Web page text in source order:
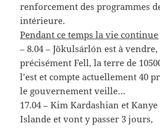
renforcement des programmes
intérieure.
Pendant ce temps la vie continue
–8.04–Jökulsárlón est à vendre
précisément Fell, la terre de
l’est et compte actuellement 40
le gouvernement veille…
17.04–Kim Kardashian et
Islande et vont y passer 3 jours,